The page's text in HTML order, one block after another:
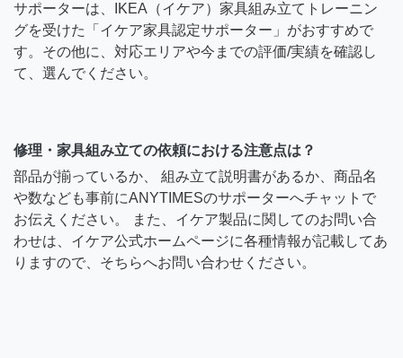
サポーターは、IKEA（イケア）家具組み立てトレーニン
グを受けた「イケア家具認定サポーター」がおすすめで
す。その他に、対応エリアや今までの評価/実績を確認し
て、選んでください。
修理・家具組み立ての依頼における注意点は？
部品が揃っているか、 組み立て説明書があるか、商品名
や数なども事前にANYTIMESのサポーターへチャットで
お伝えください。 また、イケア製品に関してのお問い合
わせは、イケア公式ホームページに各種情報が記載してあ
りますので、そちらへお問い合わせください。